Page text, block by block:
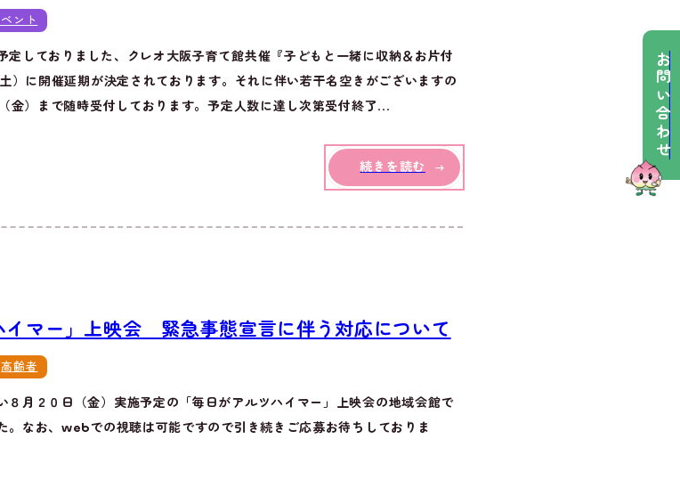
お問い合わせ
ント
定しておりました、クレオ大阪子育て館共催『子どもと一緒に収納＆お片付
）に開催延期が決定されております。それに伴い若干名空きがございますの
金）まで随時受付しております。予定人数に達し次第受付終了...
続きを読む
イマー」上映会 緊急事態宣言に伴う対応について
高齢者
８月２０日（金）実施予定の「毎日がアルツハイマー」上映会の地域会館で
。なお、webでの視聴は可能ですので引き続きご応募お待ちしておりま